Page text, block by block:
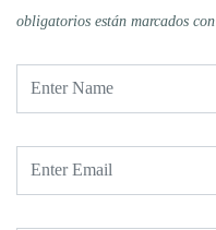
obligatorios están marcados con